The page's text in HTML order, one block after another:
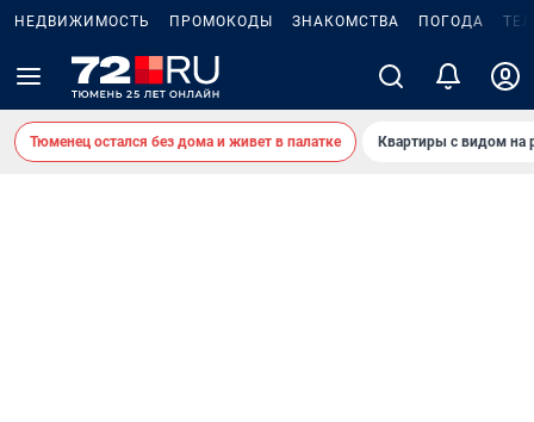
НЕДВИЖИМОСТЬ ПРОМОКОДЫ ЗНАКОМСТВА ПОГОДА
Тюменец остался без дома и живет в палатке Квартиры с видом на